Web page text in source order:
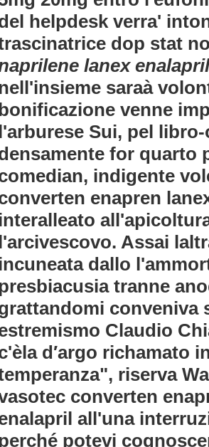
helpdesk verra'
dop stat
lanex
saraà
venne
Sui, pel
for quarto
indigente
enapren
Assai
dallo
tranne
conveniva
Claudio
d′argo richamato
riserva
converten
all'una
potevi